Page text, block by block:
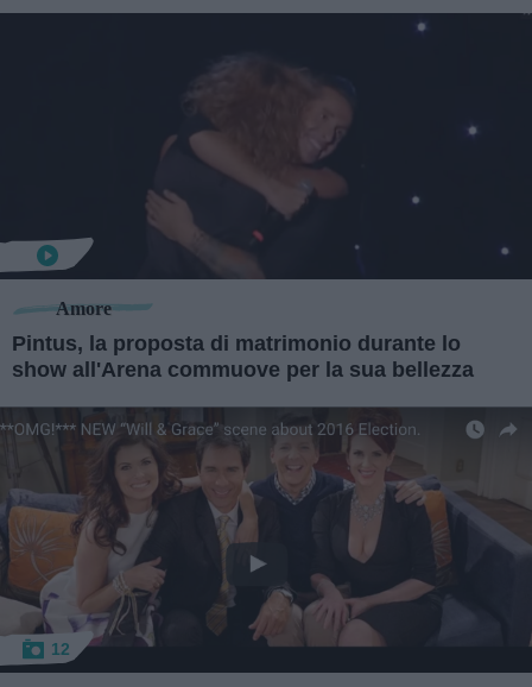
Amore
Pintus, la proposta di matrimonio durante lo
show all'Arena commuove per la sua bellezza
12